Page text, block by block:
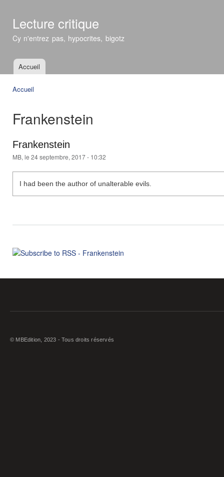
Lecture critique
Cy n'entrez pas, hypocrites, bigotz
Menu principal
Accueil
Accueil
Frankenstein
Frankenstein
MB, le 24 septembre, 2017 - 10:32
I had been the author of unalterable evils.
© MBEdition, 2023 - Tous droits réservés